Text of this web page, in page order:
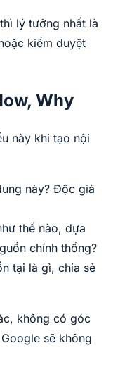
lý tưởng nhất là
kiểm duyệt
Why
này khi tạo nội
này? Độc giả
thế nào, dựa
chính thống?
tại là gì, chia sẻ
không có góc
sẽ không